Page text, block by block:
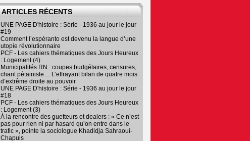
ARTICLES RÉCENTS
UNE PAGE D'histoire : Série - 1936 au jour le jour
#19
Comment l’espéranto est devenu la langue d’une
utopie révolutionnaire
PCF - Les cahiers thématiques des Jours Heureux
: Logement (4)
Municipalités RN : coupes budgétaires, censures,
chant pétainiste… L’effrayant bilan de quatre mois
d’extrême droite au pouvoir
UNE PAGE D'histoire : Série - 1936 au jour le jour
#18
PCF - Les cahiers thématiques des Jours Heureux
: Logement (3)
À la rencontre des guetteurs et dealers : « Ce n’est
pas pour rien ni par hasard qu’on entre dans le
trafic », pointe la sociologue Khadidja Sahraoui-
Chapuis